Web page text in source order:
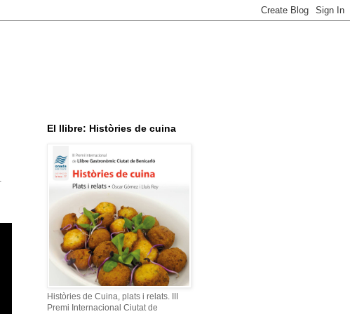
El llibre: Històries de cuina
Històries de Cuina, plats i relats. III
Premi Internacional Ciutat de